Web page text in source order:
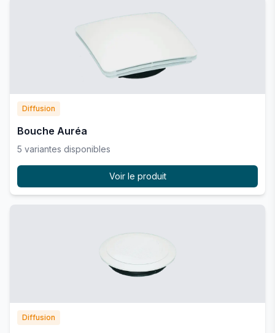
Diffusion
Bouche Auréa
5 variantes disponibles
Voir le produit
Diffusion